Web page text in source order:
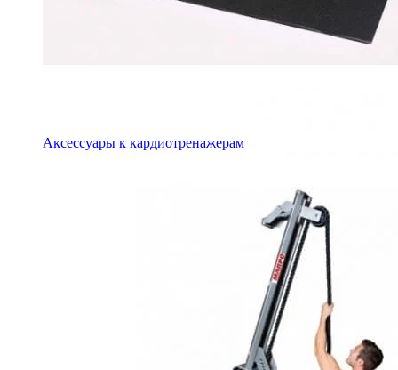
Аксессуары к кардиотренажерам